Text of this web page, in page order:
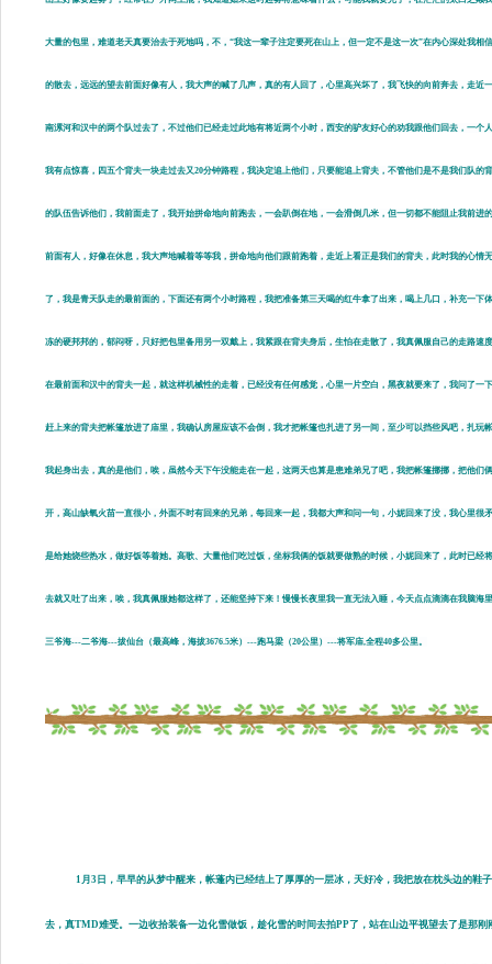
大量的包里，难道老天真要治去于死地吗，不，“我这一辈子注定要死在山上，但一定不是这一次”在内心深处我
的散去，远远的望去前面好像有人，我大声的喊了几声，真的有人回了，心里高兴坏了，我飞快的向前奔去，走
南漯河和汉中的两个队过去了，不过他们已经走过此地有将近两个小时，西安的驴友好心的劝我跟他们回去，一
我有点惊喜，四五个背夫一块走过去又20分钟路程，我决定追上他们，只要能追上背夫，不管他们是不是我们队
的队伍告诉他们，我前面走了，我开始拼命地向前跑去，一会趴倒在地，一会滑倒几米，但一切都不能阻止我前
前面有人，好像在休息，我大声地喊着等等我，拼命地向他们跟前跑着，走近上看正是我们的背夫，此时我的心
了，我是青天队走的最前面的，下面还有两个小时路程，我把准备第三天喝的红牛拿了出来，喝上几口，补充一
冻的硬邦邦的，郁闷呀，只好把包里备用另一双戴上，我紧跟在背夫身后，生怕在走散了，我真佩服自己的走路
在最前面和汉中的背夫一起，就这样机械性的走着，已经没有任何感觉，心里一片空白，黑夜就要来了，我问了
赶上来的背夫把帐篷放进了庙里，我确认房屋应该不会倒，我才把帐篷也扎进了另一间，至少可以挡些风吧，扎
我起身出去，真的是他们，唉，虽然今天下午没能走在一起，这两天也算是患难弟兄了吧，我把帐篷挪挪，把他
开，高山缺氧火苗一直很小，外面不时有回来的兄弟，每回来一起，我都大声和问一句，小妮回来了没，我心里
是给她烧些热水，做好饭等着她。高歌、大量他们吃过饭，坐标我俩的饭就要做熟的时候，小妮回来了，此时已
去就又吐了出来，唉，我真佩服她都这样了，还能坚持下来！慢慢长夜里我一直无法入睡，今天点点滴滴在我脑
三爷海---二爷海---拔仙台（最高峰，海拔3676.5米）---跑马梁（20公里）---将军庙,全程40多公里。
1月3日，早早的从梦中醒来，帐蓬内已经结上了厚厚的一层冰，天好冷，我把放在枕头边的
去，真TMD难受。一边收拾装备一边化雪做饭，趁化雪的时间去拍PP了，站在山边平视望去了是那